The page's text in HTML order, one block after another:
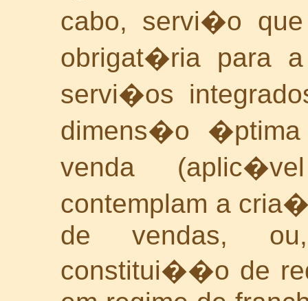
cabo, servi�o
obrigat�ria para
servi�os
dimens�o
venda
contemplam a
de vendas,
constitui��o de